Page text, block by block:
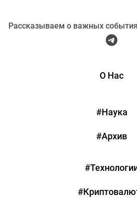
Рассказываем о важных
О Нас
#Наука
#Архив